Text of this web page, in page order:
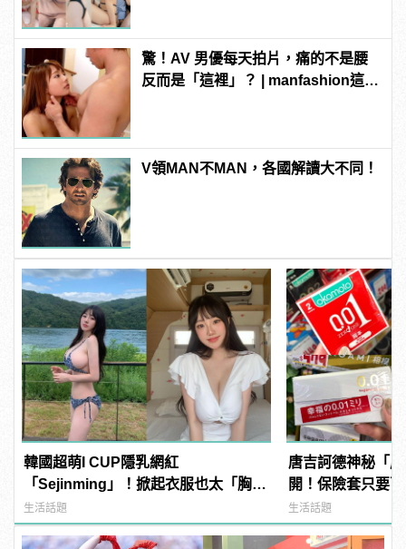
驚！AV 男優每天拍片，痛的不是腰
反而是「這裡」？ | manfashion這樣
V領MAN不MAN，各國解讀大不同！
韓國超萌I CUP隱乳網紅
「Sejinming」！掀起衣服也太「胸」
了吧！ | manfashion這樣變型男
生活話題
唐吉訶德神秘「
開！保險套只要
鏡？
生活話題